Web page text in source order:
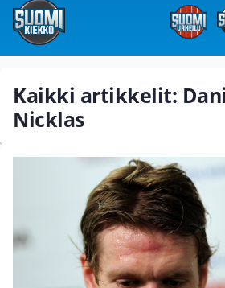
Kaikki artikkelit:
Nicklas